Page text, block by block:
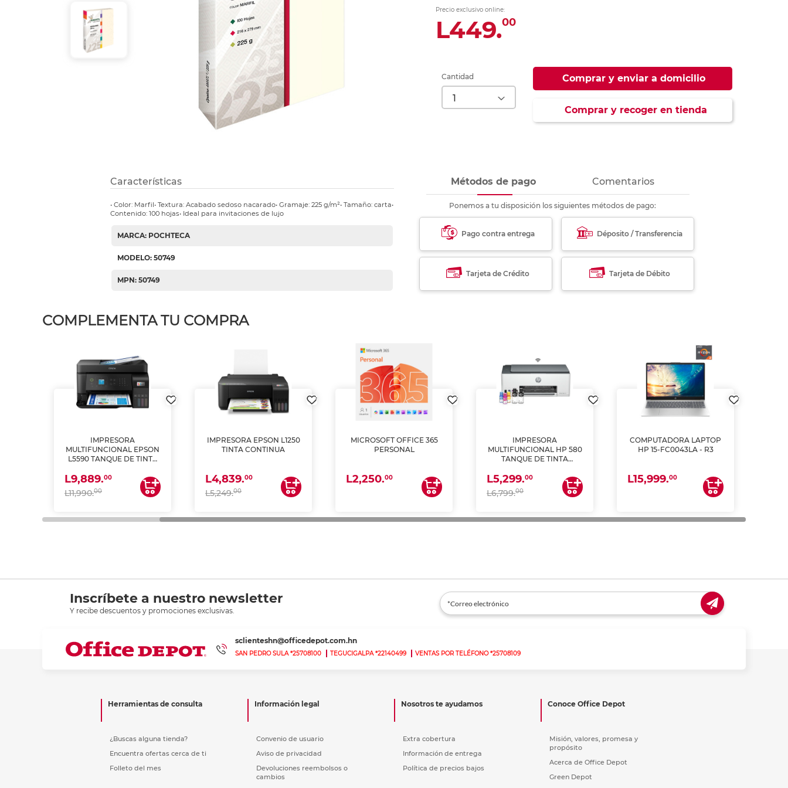
Etiquetas inkjet y láser
Refuerzos para carpeta
Ver más
Precio exclusivo online:
L449.00
Cantidad Comprar y enviar a domicilio
Comprar y recoger en tienda
Características
• Color: Marfil• Textura: Acabado sedoso nacarado• Gramaje: 225 g/m²• Tamaño: carta•
Contenido: 100 hojas• Ideal para invitaciones de lujo
MARCA: POCHTECA
MODELO: 50749
MPN: 50749
Métodos de pago Comentarios
Ponemos a tu disposición los siguientes métodos de pago:
Pago contra entrega Déposito / Transferencia
Tarjeta de Crédito Tarjeta de Débito
COMPLEMENTA TU COMPRA
IMPRESORA
MULTIFUNCIONAL EPSON
L5590 TANQUE DE TINTA
ESCANEA)
L9,889.00
L11,990.00
IMPRESORA EPSON L1250
TINTA CONTINUA
L4,839.00
L5,249.00
MICROSOFT OFFICE 365
PERSONAL
L2,250.00
IMPRESORA
MULTIFUNCIONAL HP 580
TANQUE DE TINTA
ESCANEA)
L5,299.00
L6,799.00
COMPUTADORA LAPTOP
HP 15-FC0043LA - R3
L15,999.00
Inscríbete a nuestro newsletter
Y recibe descuentos y promociones exclusivas.
sclienteshn@officedepot.com.hn
SAN PEDRO SULA *25708100 TEGUCIGALPA *22140499 VENTAS POR TELÉFONO *25708109
Herramientas de consulta
¿Buscas alguna tienda?
Encuentra ofertas cerca de ti
Folleto del mes
Información legal
Convenio de usuario
Aviso de privacidad
Devoluciones reembolsos o
cambios
Nosotros te ayudamos
Extra cobertura
Información de entrega
Política de precios bajos
Conoce Office Depot
Misión, valores, promesa y
propósito
Acerca de Office Depot
Green Depot